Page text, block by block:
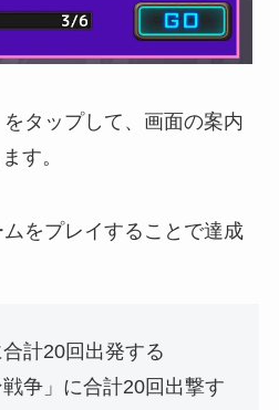
をタップして、画面の案内
す。
をプレイすることで達成
計20回出発する
争」に合計20回出撃す